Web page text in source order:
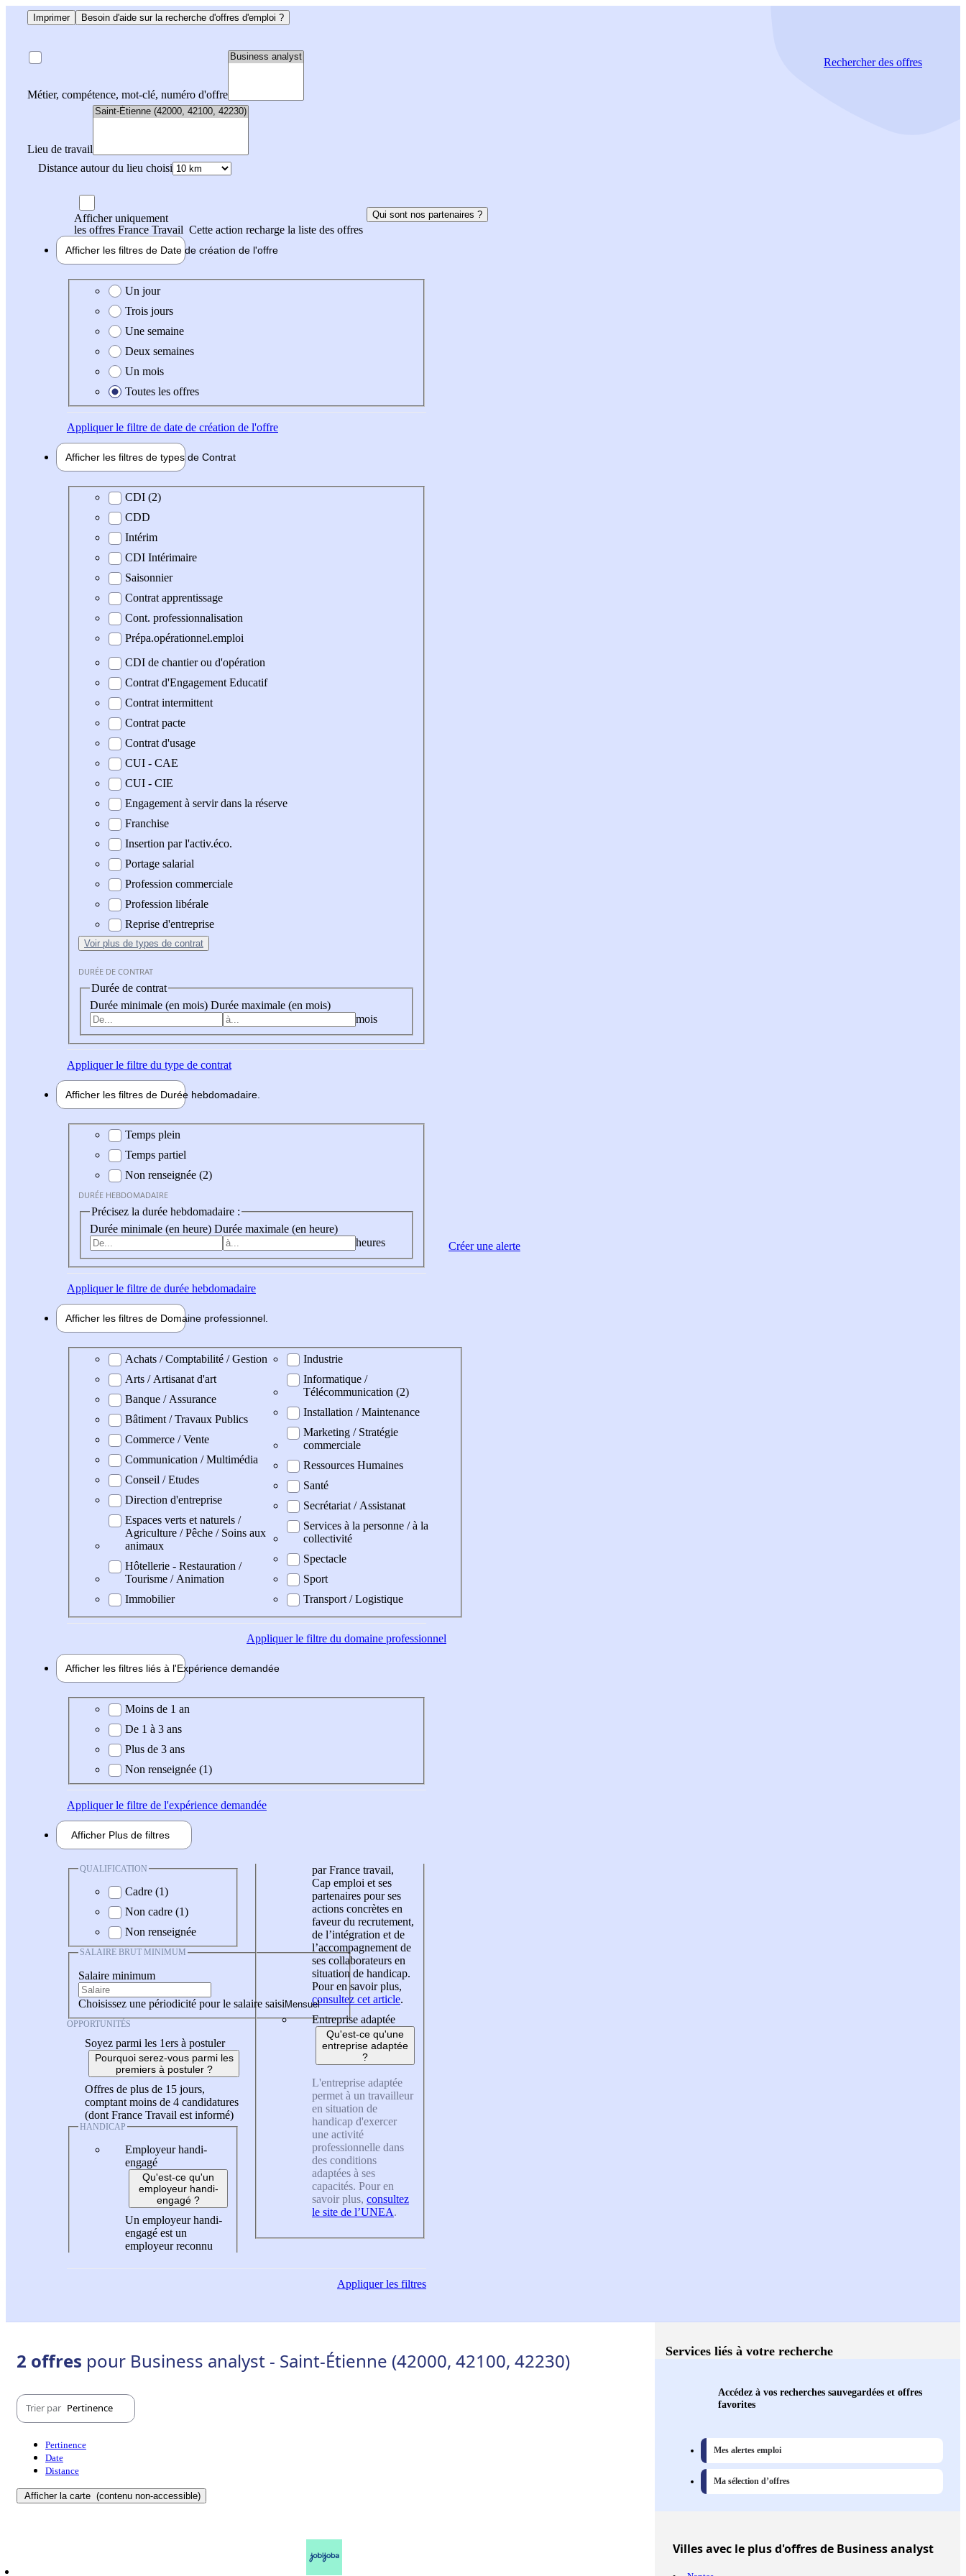
Imprimer Besoin d'aide sur la recherche d'offres d'emploi ?
Métier, compétence, mot-clé, numéro d'offre
Lieu de travail
Distance autour du lieu choisi
Rechercherdes offres
Afficher uniquement
les offres France Travail Cette action recharge la liste des offres
Qui sont nos partenaires ?
Afficher les filtres de Date de création de l'offre
Date de création de l'offre
Un jour
Trois jours
Une semaine
Deux semaines
Un mois
Toutes les offres
Appliquerle filtre de date de création de l'offre
Afficher les filtres de types de Contrat
Type de contrat
CDI (2)
CDD
Intérim
CDI Intérimaire
Saisonnier
Contrat apprentissage
Cont. professionnalisation
Prépa.opérationnel.emploi
CDI de chantier ou d'opération
Contrat d'Engagement Educatif
Contrat intermittent
Contrat pacte
Contrat d'usage
CUI - CAE
CUI - CIE
Engagement à servir dans la réserve
Franchise
Insertion par l'activ.éco.
Portage salarial
Profession commerciale
Profession libérale
Reprise d'entreprise
Voir plus de types de contrat
DURÉE DE CONTRAT
Durée de contrat
Durée minimale (en mois) Durée maximale (en mois)
mois
Appliquerle filtre du type de contrat
Afficher les filtres de Durée hebdomadaire
Durée hebdomadaire
Temps plein
Temps partiel
Non renseignée (2)
DURÉE HEBDOMADAIRE
Précisez la durée hebdomadaire :
Durée minimale (en heure) Durée maximale (en heure)
heures
Appliquerle filtre de durée hebdomadaire
Afficher les filtres de Domaine professionnel
Domaine professionel
Achats / Comptabilité / Gestion
Arts / Artisanat d'art
Banque / Assurance
Bâtiment / Travaux Publics
Commerce / Vente
Communication / Multimédia
Conseil / Etudes
Direction d'entreprise
Espaces verts et naturels /
Agriculture / Pêche / Soins aux
animaux
Hôtellerie - Restauration /
Tourisme / Animation
Immobilier
Industrie
Informatique /
Télécommunication (2)
Installation / Maintenance
Marketing / Stratégie
commerciale
Ressources Humaines
Santé
Secrétariat / Assistanat
Services à la personne / à la
collectivité
Spectacle
Sport
Transport / Logistique
Appliquerle filtre du domaine professionnel
Afficher les filtres liés à l'Expérience demandée
Expérience demandée
Moins de 1 an
De 1 à 3 ans
Plus de 3 ans
Non renseignée (1)
Appliquerle filtre de l'expérience demandée
Afficher Plus de filtres
QUALIFICATION
Cadre (1)
Non cadre (1)
Non renseignée
SALAIRE BRUT MINIMUM
Salaire minimum
Choisissez une périodicité pour le salaire saisi
OPPORTUNITÉS
Soyez parmi les 1ers à postuler
Pourquoi serez-vous parmi les
premiers à postuler ?
Offres de plus de 15 jours,
comptant moins de 4 candidatures
(dont France Travail est informé)
HANDICAP
Employeur handi-
engagé
Qu'est-ce qu'un
employeur handi-
engagé ?
Un employeur handi-
engagé est un
employeur reconnu
par France travail,
Cap emploi et ses
partenaires pour ses
actions concrètes en
faveur du recrutement,
de l’intégration et de
l’accompagnement de
ses collaborateurs en
situation de handicap.
Pour en savoir plus,
consultez cet article.
Entreprise adaptée
Qu'est-ce qu'une
entreprise adaptée
?
L'entreprise adaptée
permet à un travailleur
en situation de
handicap d'exercer
une activité
professionnelle dans
des conditions
adaptées à ses
capacités. Pour en
savoir plus, consultez
le site de l’UNEA.
Appliquerles filtres
Créer une alerte
2 offres pour Business analyst - Saint-Étienne (42000, 42100, 42230)
Trier par Pertinence
Pertinence
Date
Distance
Afficher la carte (contenu non-accessible)
Services liés à votre recherche
Accédez à vos recherches sauvegardées et offres
favorites
Mes alertes emploi
Ma sélection d’offres
Villesavec le plus d'offres de Business analyst